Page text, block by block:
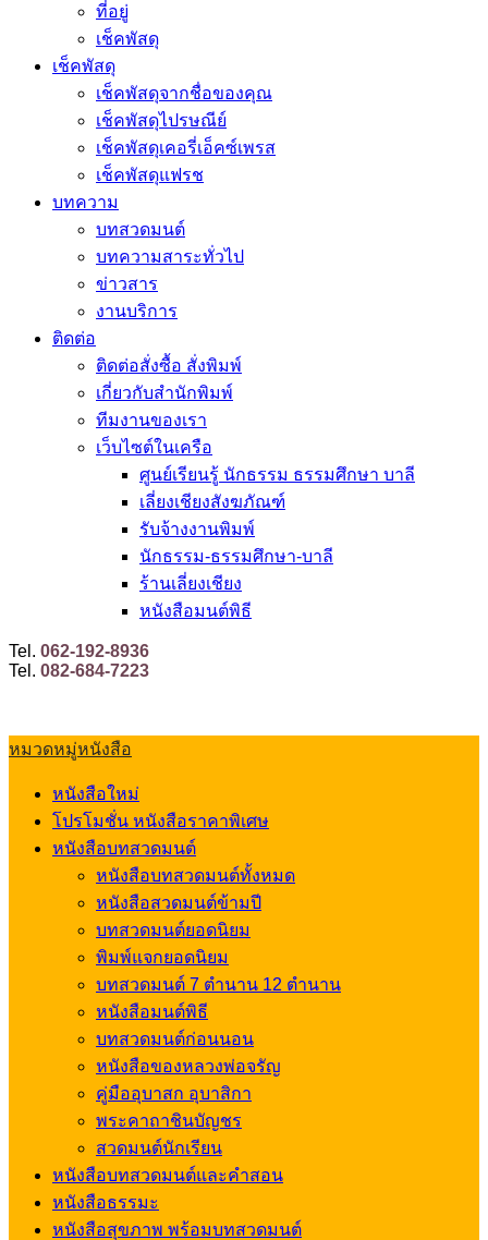
ที่อยู่
เช็คพัสดุ
เช็คพัสดุ
เช็คพัสดุจากชื่อของคุณ
เช็คพัสดุไปรษณีย์
เช็คพัสดุเคอรี่เอ็คซ์เพรส
เช็คพัสดุแฟรช
บทความ
บทสวดมนต์
บทความสาระทั่วไป
ข่าวสาร
งานบริการ
ติดต่อ
ติดต่อสั่งซื้อ สั่งพิมพ์
เกี่ยวกับสำนักพิมพ์
ทีมงานของเรา
เว็บไซต์ในเครือ
ศูนย์เรียนรู้ นักธรรม ธรรมศึกษา บาลี
เลี่ยงเชียงสังฆภัณฑ์
รับจ้างงานพิมพ์
นักธรรม-ธรรมศึกษา-บาลี
ร้านเลี่ยงเชียง
หนังสือมนต์พิธี
Tel. 062-192-8936
Tel. 082-684-7223
หมวดหมู่หนังสือ
หนังสือใหม่
โปรโมชั่น หนังสือราคาพิเศษ
หนังสือบทสวดมนต์
หนังสือบทสวดมนต์ทั้งหมด
หนังสือสวดมนต์ข้ามปี
บทสวดมนต์ยอดนิยม
พิมพ์แจกยอดนิยม
บทสวดมนต์ 7 ตำนาน 12 ตำนาน
หนังสือมนต์พิธี
บทสวดมนต์ก่อนนอน
หนังสือของหลวงพ่อจรัญ
คู่มืออุบาสก อุบาสิกา
พระคาถาชินบัญชร
สวดมนต์นักเรียน
หนังสือบทสวดมนต์และคำสอน
หนังสือธรรมะ
หนังสือสุขภาพ พร้อมบทสวดมนต์